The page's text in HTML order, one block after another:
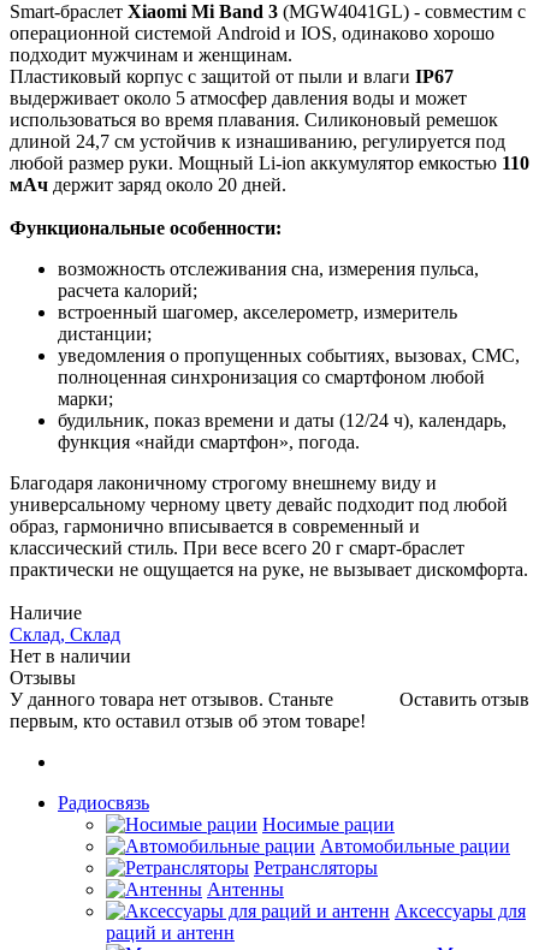
Smart-браслет Xiaomi Mi Band 3 (MGW4041GL) - совместим с
операционной системой Android и IOS, одинаково хорошо
подходит мужчинам и женщинам.
Пластиковый корпус с защитой от пыли и влаги IP67
выдерживает около 5 атмосфер давления воды и может
использоваться во время плавания. Силиконовый ремешок
длиной 24,7 см устойчив к изнашиванию, регулируется под
любой размер руки. Мощный Li-ion аккумулятор емкостью 110
мАч держит заряд около 20 дней.
Функциональные особенности:
возможность отслеживания сна, измерения пульса,
расчета калорий;
встроенный шагомер, акселерометр, измеритель
дистанции;
уведомления о пропущенных событиях, вызовах, СМС,
полноценная синхронизация со смартфоном любой
марки;
будильник, показ времени и даты (12/24 ч), календарь,
функция «найди смартфон», погода.
Благодаря лаконичному строгому внешнему виду и
универсальному черному цвету девайс подходит под любой
образ, гармонично вписывается в современный и
классический стиль. При весе всего 20 г смарт-браслет
практически не ощущается на руке, не вызывает дискомфорта.
Наличие
Склад, Склад
Нет в наличии
Отзывы
Оставить отзыв
У данного товара нет отзывов. Станьте
первым, кто оставил отзыв об этом товаре!
Радиосвязь
Носимые рации
Автомобильные рации
Ретрансляторы
Антенны
Аксессуары для
раций и антенн